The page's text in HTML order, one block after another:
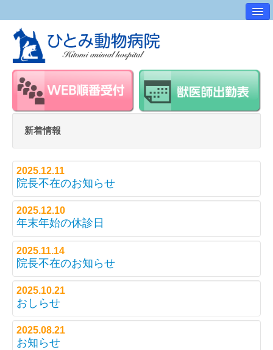
病院案内
交通アクセス
ワンポイントアドバイス
スタッフ紹介
求人・採用情報
新着情報
2025.12.11
院長不在のお知らせ
2025.12.10
年末年始の休診日
2025.11.14
院長不在のお知らせ
2025.10.21
おしらせ
2025.08.21
お知らせ